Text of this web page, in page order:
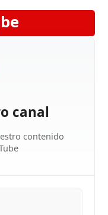
canal
contenido